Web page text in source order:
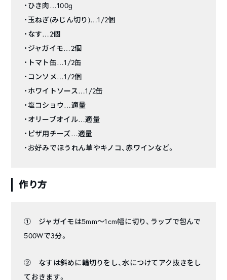
・ひき肉…100g
・玉ねぎ(みじん切り)…1/2個
・なす…2個
・ジャガイモ…2個
・トマト缶…1/2缶
・コンソメ…1/2個
・ホワイトソース…1/2缶
・塩コショウ…適量
・オリーブオイル…適量
・ピザ用チーズ…適量
・お好みでほうれん草やキノコ、赤ワインなど。
作り方
① ジャガイモは5mm〜1cm幅に切り、ラップで包んで
500Wで3分。
② なすは斜めに輪切りをし、水につけてアク抜きをし
ておきます。